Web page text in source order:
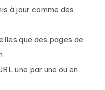
à jour comme des
que des pages de
une par une ou en